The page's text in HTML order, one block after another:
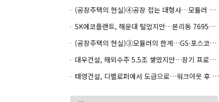
(공장주택의 현실)④공장 접는 대형사…모듈러 주도권 전문기업으로
SK에코플랜트, 해운대 털었지만…본리동 7695억 PF 남았다
(공장주택의 현실)③모듈러의 한계…GS·포스코도 전략 수정
대우건설, 해외수주 5.5조 쌓였지만…장기 프로젝트 관리가 변수
태영건설, 디벨로퍼에서 도급으로…워크아웃 후 체질전환